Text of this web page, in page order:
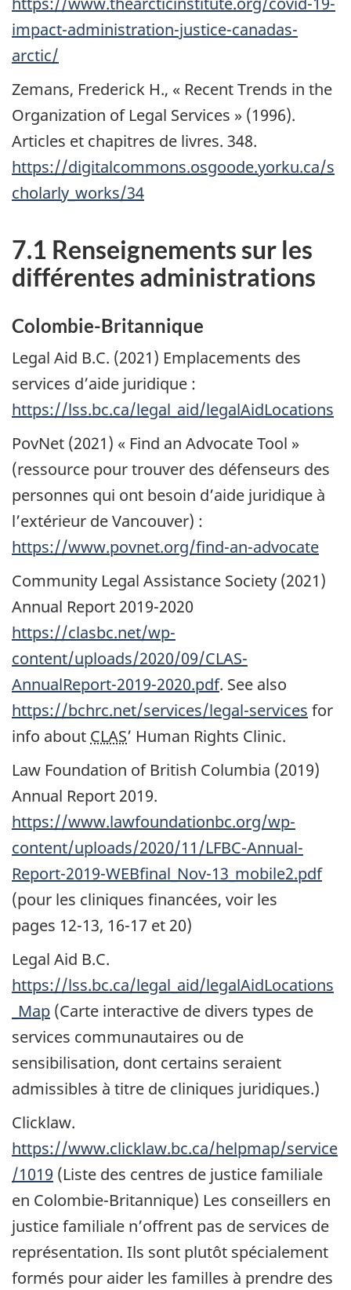
impact-administration-justice-canadas-
arctic/
Zemans, Frederick H., « Recent Trends in the
Organization of Legal Services » (1996).
Articles et chapitres de livres. 348.
https://digitalcommons.osgoode.yorku.ca/s
cholarly_works/34
7.1 Renseignements sur les
différentes administrations
Colombie-Britannique
Legal Aid B.C. (2021) Emplacements des
services d’aide juridique :
https://lss.bc.ca/legal_aid/legalAidLocations
PovNet (2021) « Find an Advocate Tool »
(ressource pour trouver des défenseurs des
personnes qui ont besoin d’aide juridique à
l’extérieur de Vancouver) :
https://www.povnet.org/find-an-advocate
Community Legal Assistance Society (2021)
Annual Report 2019-2020
https://clasbc.net/wp-
content/uploads/2020/09/CLAS-
AnnualReport-2019-2020.pdf. See also
https://bchrc.net/services/legal-services for
info about CLAS’ Human Rights Clinic.
Law Foundation of British Columbia (2019)
Annual Report 2019.
https://www.lawfoundationbc.org/wp-
content/uploads/2020/11/LFBC-Annual-
Report-2019-WEBfinal_Nov-13_mobile2.pdf
(pour les cliniques financées, voir les
pages 12-13, 16-17 et 20)
Legal Aid B.C.
https://lss.bc.ca/legal_aid/legalAidLocations
_Map (Carte interactive de divers types de
services communautaires ou de
sensibilisation, dont certains seraient
admissibles à titre de cliniques juridiques.)
Clicklaw.
https://www.clicklaw.bc.ca/helpmap/service
/1019 (Liste des centres de justice familiale
en Colombie-Britannique) Les conseillers en
justice familiale n’offrent pas de services de
représentation. Ils sont plutôt spécialement
formés pour aider les familles à prendre des